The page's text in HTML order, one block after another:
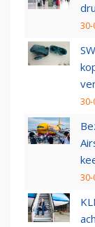
30-
30-
30-